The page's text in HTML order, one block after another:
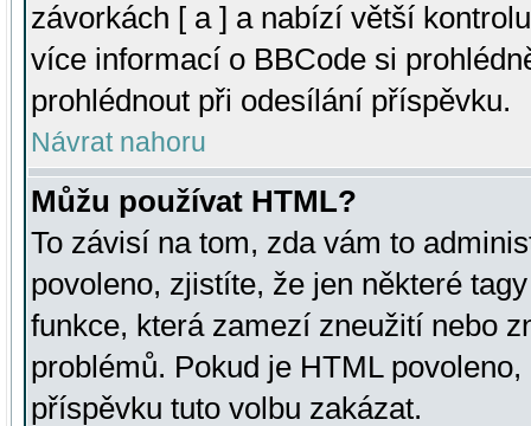
závorkách [ a ] a nabízí větší
více informací o BBCode si
prohlédnout při odesílání příspěvku.
Návrat nahoru
Můžu používat HTML?
To závisí na tom, zda vám to
povoleno, zjistíte, že jen některé
funkce, která zamezí zneužití nebo
problémů. Pokud je HTML
příspěvku tuto volbu zakázat.